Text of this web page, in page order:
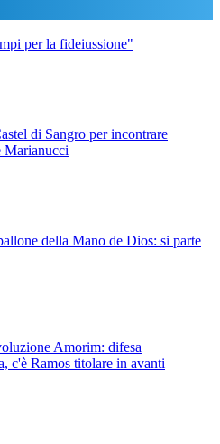
per la fideiussione"
di Sangro per incontrare
Marianucci
della Mano de Dios: si parte
Amorim: difesa
c'è Ramos titolare in avanti